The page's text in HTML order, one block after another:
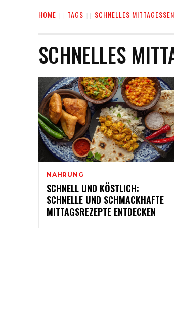
HOME TAGS SCHNELLES MITTAGESSEN
SCHNELLES
NAHRUNG
SCHNELL UND KÖSTLICH:
SCHNELLE UND SCHMACKHAFTE
MITTAGSREZEPTE ENTDECKEN